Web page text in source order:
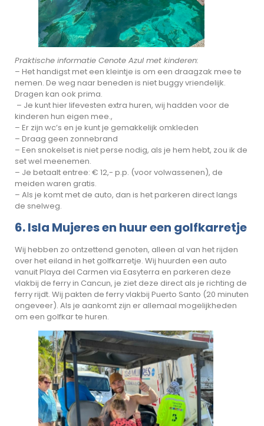
Praktische informatie Cenote Azul met kinderen:
– Het handigst met een kleintje is om een draagzak mee te
nemen. De weg naar beneden is niet buggy vriendelijk.
Dragen kan ook prima.
– Je kunt hier lifevesten extra huren, wij hadden voor de
kinderen hun eigen mee.,
– Er zijn wc’s en je kunt je gemakkelijk omkleden
– Draag geen zonnebrand
– Een snokelset is niet perse nodig, als je hem hebt, zou ik de
set wel meenemen.
– Je betaalt entree: € 12,- p.p. (voor volwassenen), de
meiden waren gratis.
– Als je komt met de auto, dan is het parkeren direct langs
de snelweg.
6. Isla Mujeres en huur een golfkarretje
Wij hebben zo ontzettend genoten, alleen al van het rijden
over het eiland in het golfkarretje. Wij huurden een auto
vanuit Playa del Carmen via Easyterra en parkeren deze
vlakbij de ferry in Cancun, je ziet deze direct als je richting de
ferry rijdt. Wij pakten de ferry vlakbij Puerto Santo (20 minuten
ongeveer). Als je aankomt zijn er allemaal mogelijkheden
om een golfkar te huren.